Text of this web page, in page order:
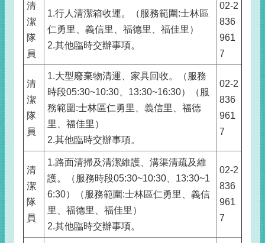
清
潔
隊
員
1.行人清潔箱收運。（服務範圍:士林區
仁勇里、義信里、福德里、福佳里）
2.其他臨時交辦事項。
02-2
836
961
7
清
潔
隊
員
1.大型廢棄物清運、家具回收。（服務
時段05:30~10:30、13:30~16:30）（服
務範圍:士林區仁勇里、義信里、福德
里、福佳里）
2.其他臨時交辦事項。
02-2
836
961
7
清
潔
隊
員
1.路面清掃及清潔維護、溝渠清疏及維
護。（服務時段05:30~10:30、13:30~1
6:30）（服務範圍:士林區仁勇里、義信
里、福德里、福佳里）
2.其他臨時交辦事項。
02-2
836
961
7